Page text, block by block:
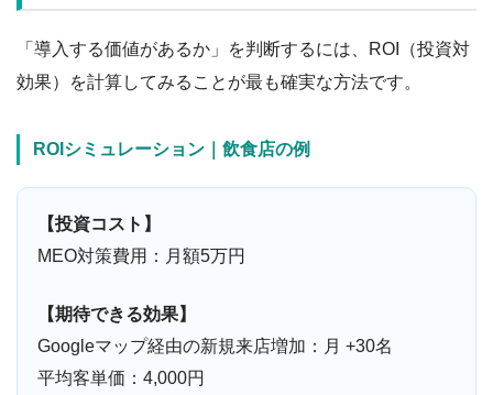
「導入する価値があるか」を判断するには、ROI（投資対
効果）を計算してみることが最も確実な方法です。
ROIシミュレーション｜飲食店の例
【投資コスト】
MEO対策費用：月額5万円
【期待できる効果】
Googleマップ経由の新規来店増加：月 +30名
平均客単価：4,000円